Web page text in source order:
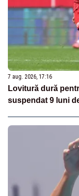
7 aug. 2026, 17:16
Lovitură dură
suspendat 9 luni